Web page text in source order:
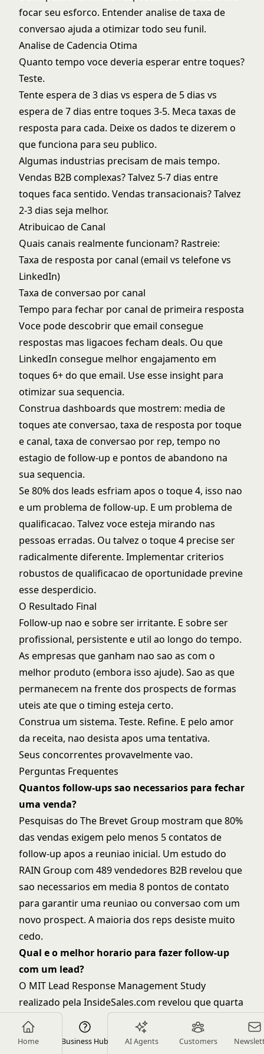
Home Business Hub AI Agents Customers
focar seu esforco. Entenderanalise de taxa de
conversao ajuda a otimizar todo seu funil.
Analise de Cadencia Otima
Quanto tempo voce deveria esperar entre toques?
Teste.
Tente espera de 3 dias vs espera de 5 dias vs
espera de 7 dias entre toques 3-5. Meca taxas de
resposta para cada. Deixe os dados te dizerem o
que funciona para seu publico.
Algumas industrias precisam de mais tempo.
Vendas B2B complexas? Talvez 5-7 dias entre
toques faca sentido. Vendas transacionais? Talvez
2-3 dias seja melhor.
Atribuicao de Canal
Quais canais realmente funcionam? Rastreie:
Taxa de resposta por canal (email vs telefone vs
LinkedIn)
Taxa de conversao por canal
Tempo para fechar por canal de primeira resposta
Voce pode descobrir que email consegue
respostas mas ligacoes fecham deals. Ou que
LinkedIn consegue melhor engajamento em
toques 6+ do que email. Use esse insight para
otimizar sua sequencia.
Construa dashboards que mostrem: media de
toques ate conversao, taxa de resposta por toque
e canal, taxa de conversao por rep, tempo no
estagio de follow-up e pontos de abandono na
sua sequencia.
Se 80% dos leads esfriam apos o toque 4, isso nao
e um problema de follow-up. E um problema de
qualificacao. Talvez voce esteja mirando nas
pessoas erradas. Ou talvez o toque 4 precise ser
radicalmente diferente. Implementar criterios
robustos dequalificacao de oportunidade previne
esse desperdicio.
O Resultado Final
Follow-up nao e sobre ser irritante. E sobre ser
profissional, persistente e util ao longo do tempo.
As empresas que ganham nao sao as com o
melhor produto (embora isso ajude). Sao as que
permanecem na frente dos prospects de formas
uteis ate que o timing esteja certo.
Construa um sistema. Teste. Refine. E pelo amor
da receita, nao desista apos uma tentativa.
Seus concorrentes provavelmente vao.
Perguntas Frequentes
Quantos follow-ups sao necessarios para fechar
uma venda?
Pesquisas do The Brevet Group mostram que 80%
das vendas exigem pelo menos 5 contatos de
follow-up apos a reuniao inicial. Um estudo do
RAIN Group com 489 vendedores B2B revelou que
sao necessarios em media 8 pontos de contato
para garantir uma reuniao ou conversao com um
novo prospect. A maioria dos reps desiste muito
cedo.
Qual e o melhor horario para fazer follow-up
com um lead?
O MIT Lead Response Management Study
realizado pela InsideSales.com revelou que quarta
e quinta-feira sao os dias mais eficazes para
abordagem de vendas. As melhores janelas de